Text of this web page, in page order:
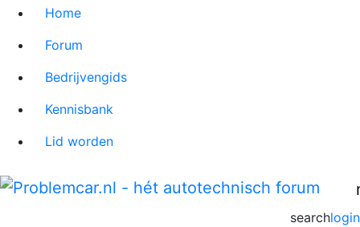
Home
Forum
Bedrijvengids
Kennisbank
Lid worden
login
search